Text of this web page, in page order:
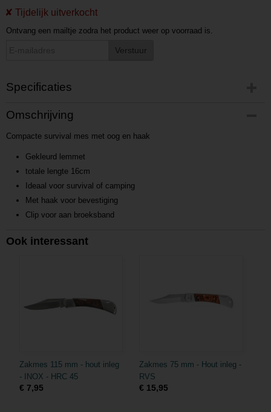
Ontvang een mailtje zodra het product weer op voorraad is.
Verstuur
Specificaties
Productcode
P2017531754
Productcode leverancier
Omschrijving
Compacte survival mes met oog en haak
Gekleurd lemmet
totale lengte 16cm
Ideaal voor survival of camping
Met haak voor bevestiging
Clip voor aan broeksband
Ook interessant
Zakmes 115 mm - hout inleg
- INOX - HRC 45
€ 7,95
Zakmes 75 mm - Hout inleg -
RVS
€ 15,95